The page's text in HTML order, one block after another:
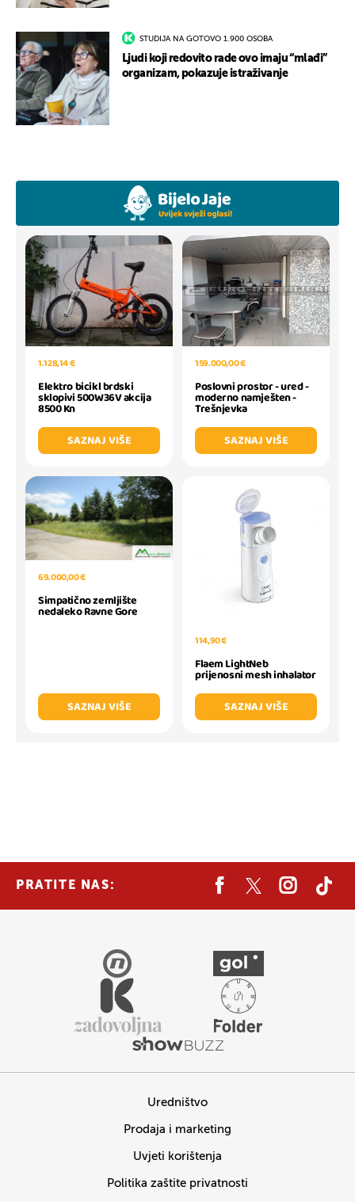
STUDIJA NA GOTOVO 1.900 OSOBA
Ljudi koji redovito rade ovo imaju “mlađi”
organizam, pokazuje istraživanje
1.128,14 €
Elektro bicikl brdski
sklopivi 500W36V akcija
8500 Kn
SAZNAJ VIŠE
159.000,00 €
Poslovni prostor - ured -
moderno namješten -
Trešnjevka
SAZNAJ VIŠE
69.000,00 €
Simpatično zemljište
nedaleko Ravne Gore
SAZNAJ VIŠE
114,90 €
Flaem LightNeb
prijenosni mesh inhalator
SAZNAJ VIŠE
PRATITE NAS:
Uredništvo
Prodaja i marketing
Uvjeti korištenja
Politika zaštite privatnosti